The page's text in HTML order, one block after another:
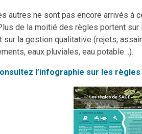
autres ne sont pas encore arrivés à
de la moitié des règles portent
sur la gestion qualitative (rejets,
eaux pluviales, eau potable…).
l’infographie sur les règles